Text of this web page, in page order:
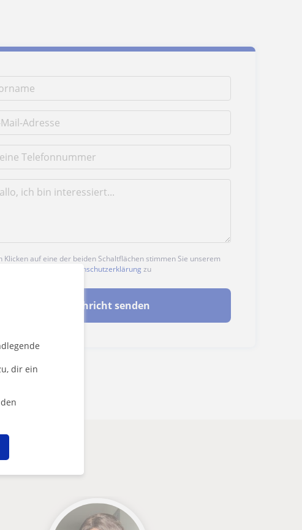
dir ein
Klicken auf eine der beiden Schaltflächen stimmen Sie unserem
Datenschutzerklärung zu
Nachricht senden